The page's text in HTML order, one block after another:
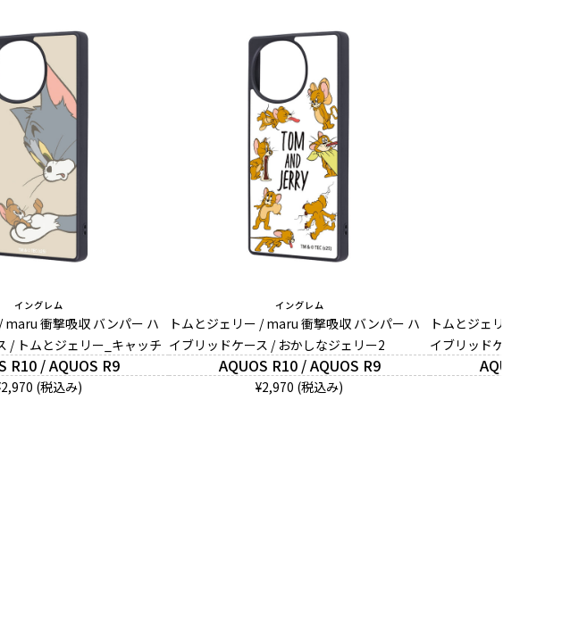
イングレム
maru 衝撃吸収 バンパー ハ
/ トムとジェリー_キャッチ
R10 / AQUOS R9
(税込み)
イングレム
トムとジェリー / maru 衝撃吸収 バンパー ハ
イブリッドケース / おかしなジェリー2
AQUOS R10 / AQUOS R9
¥2,970 (税込み)
トムとジェリー / maru 衝
イブリッドケース / おかし
AQUOS R10 /